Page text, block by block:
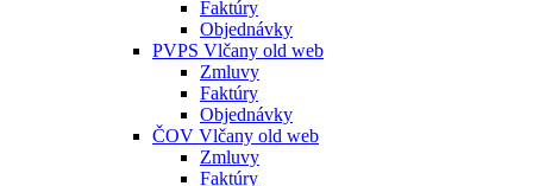
Faktúry
Objednávky
PVPS Vlčany old web
Zmluvy
Faktúry
Objednávky
ČOV Vlčany old web
Zmluvy
Faktúry